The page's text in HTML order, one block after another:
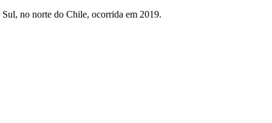
no norte do Chile, ocorrida em 2019.